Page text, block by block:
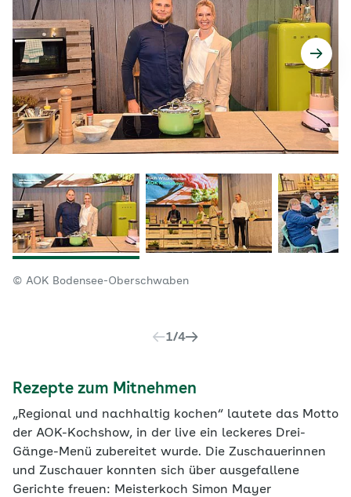
© AOK Bodensee-Oberschwaben
1/4
Rezepte zum Mitnehmen
„Regional und nachhaltig kochen“ lautete das Motto
der AOK-Kochshow, in der live ein leckeres Drei-
Gänge-Menü zubereitet wurde. Die Zuschauerinnen
und Zuschauer konnten sich über ausgefallene
Gerichte freuen: Meisterkoch Simon Mayer